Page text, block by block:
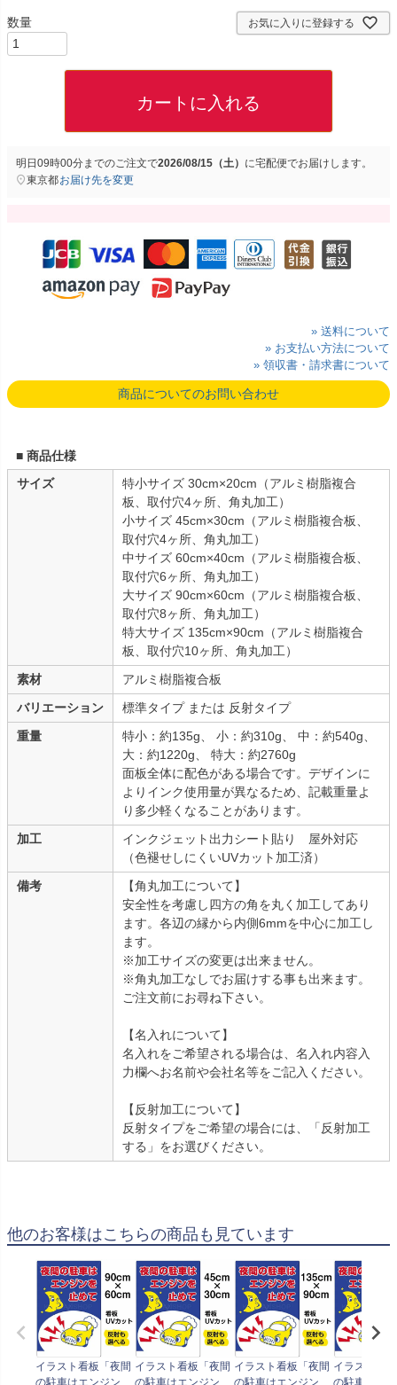
お気に入りに登録する
カートに入れる
明日09時00分までのご注文で2026/08/15（土） に宅配便でお届けします。
東京都お届け先を変更
» 送料について
» お支払い方法について
» 領収書・請求書について
商品についてのお問い合わせ
■ 商品仕様
サイズ
特小サイズ 30cm×20cm（アルミ樹脂複合
板、取付穴4ヶ所、角丸加工）
小サイズ 45cm×30cm（アルミ樹脂複合板、
取付穴4ヶ所、角丸加工）
中サイズ 60cm×40cm（アルミ樹脂複合板、
取付穴6ヶ所、角丸加工）
大サイズ 90cm×60cm（アルミ樹脂複合板、
取付穴8ヶ所、角丸加工）
特大サイズ 135cm×90cm（アルミ樹脂複合
板、取付穴10ヶ所、角丸加工）
素材
アルミ樹脂複合板
バリエーション
標準タイプ または 反射タイプ
重量
特小：約135g、 小：約310g、 中：約540g、
大：約1220g、 特大：約2760g
面板全体に配色がある場合です。デザインに
よりインク使用量が異なるため、記載重量よ
り多少軽くなることがあります。
加工
インクジェット出力シート貼り 屋外対応
（色褪せしにくいUVカット加工済）
備考
【角丸加工について】
安全性を考慮し四方の角を丸く加工してあり
ます。各辺の縁から内側6mmを中心に加工し
ます。
※加工サイズの変更は出来ません。
※角丸加工なしでお届けする事も出来ます。
ご注文前にお尋ね下さい。
【名入れについて】
名入れをご希望される場合は、名入れ内容入
力欄へお名前や会社名等をご記入ください。
【反射加工について】
反射タイプをご希望の場合には、「反射加工
する」をお選びください。
他のお客様はこちらの商品も見ています
イラスト看板「夜間
の駐車はエンジンを
イラスト看板「夜間
の駐車はエンジンを
イラスト看板「夜間
の駐車はエンジンを
イラスト看
の駐車はエ